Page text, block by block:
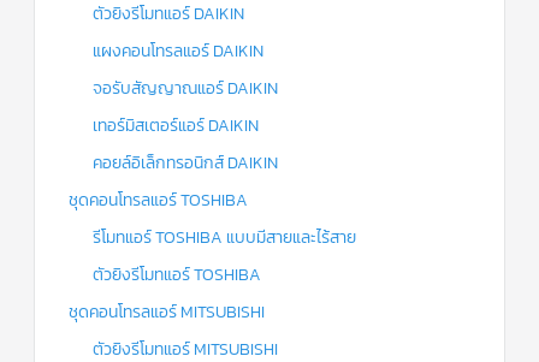
ตัวยิงรีโมทแอร์ DAIKIN
แผงคอนโทรลแอร์ DAIKIN
จอรับสัญญาณแอร์ DAIKIN
เทอร์มิสเตอร์แอร์ DAIKIN
คอยล์อิเล็กทรอนิกส์ DAIKIN
ชุดคอนโทรลแอร์ TOSHIBA
รีโมทแอร์ TOSHIBA แบบมีสายและไร้สาย
ตัวยิงรีโมทแอร์ TOSHIBA
ชุดคอนโทรลแอร์ MITSUBISHI
ตัวยิงรีโมทแอร์ MITSUBISHI